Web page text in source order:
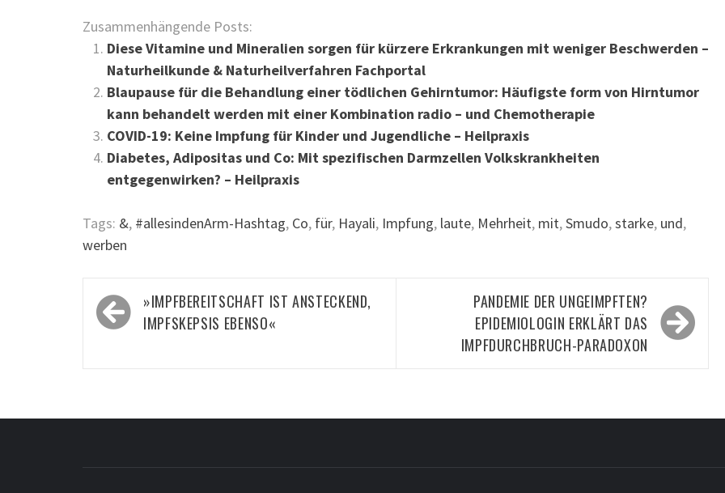
Zusammenhängende Posts:
Diese Vitamine und Mineralien sorgen für kürzere Erkrankungen mit weniger Beschwerden –
Naturheilkunde & Naturheilverfahren Fachportal
Blaupause für die Behandlung einer tödlichen Gehirntumor: Häufigste form von Hirntumor
kann behandelt werden mit einer Kombination radio – und Chemotherapie
COVID-19: Keine Impfung für Kinder und Jugendliche – Heilpraxis
Diabetes, Adipositas und Co: Mit spezifischen Darmzellen Volkskrankheiten
entgegenwirken? – Heilpraxis
Tags: &, #allesindenArm-Hashtag, Co, für, Hayali, Impfung, laute, Mehrheit, mit,Smudo,starke, und,
werben
Beitragsnavigation
»IMPFBEREITSCHAFT IST ANSTECKEND,
IMPFSKEPSIS EBENSO«
PANDEMIE DER UNGEIMPFTEN?
EPIDEMIOLOGIN ERKLÄRT DAS
IMPFDURCHBRUCH-PARADOXON